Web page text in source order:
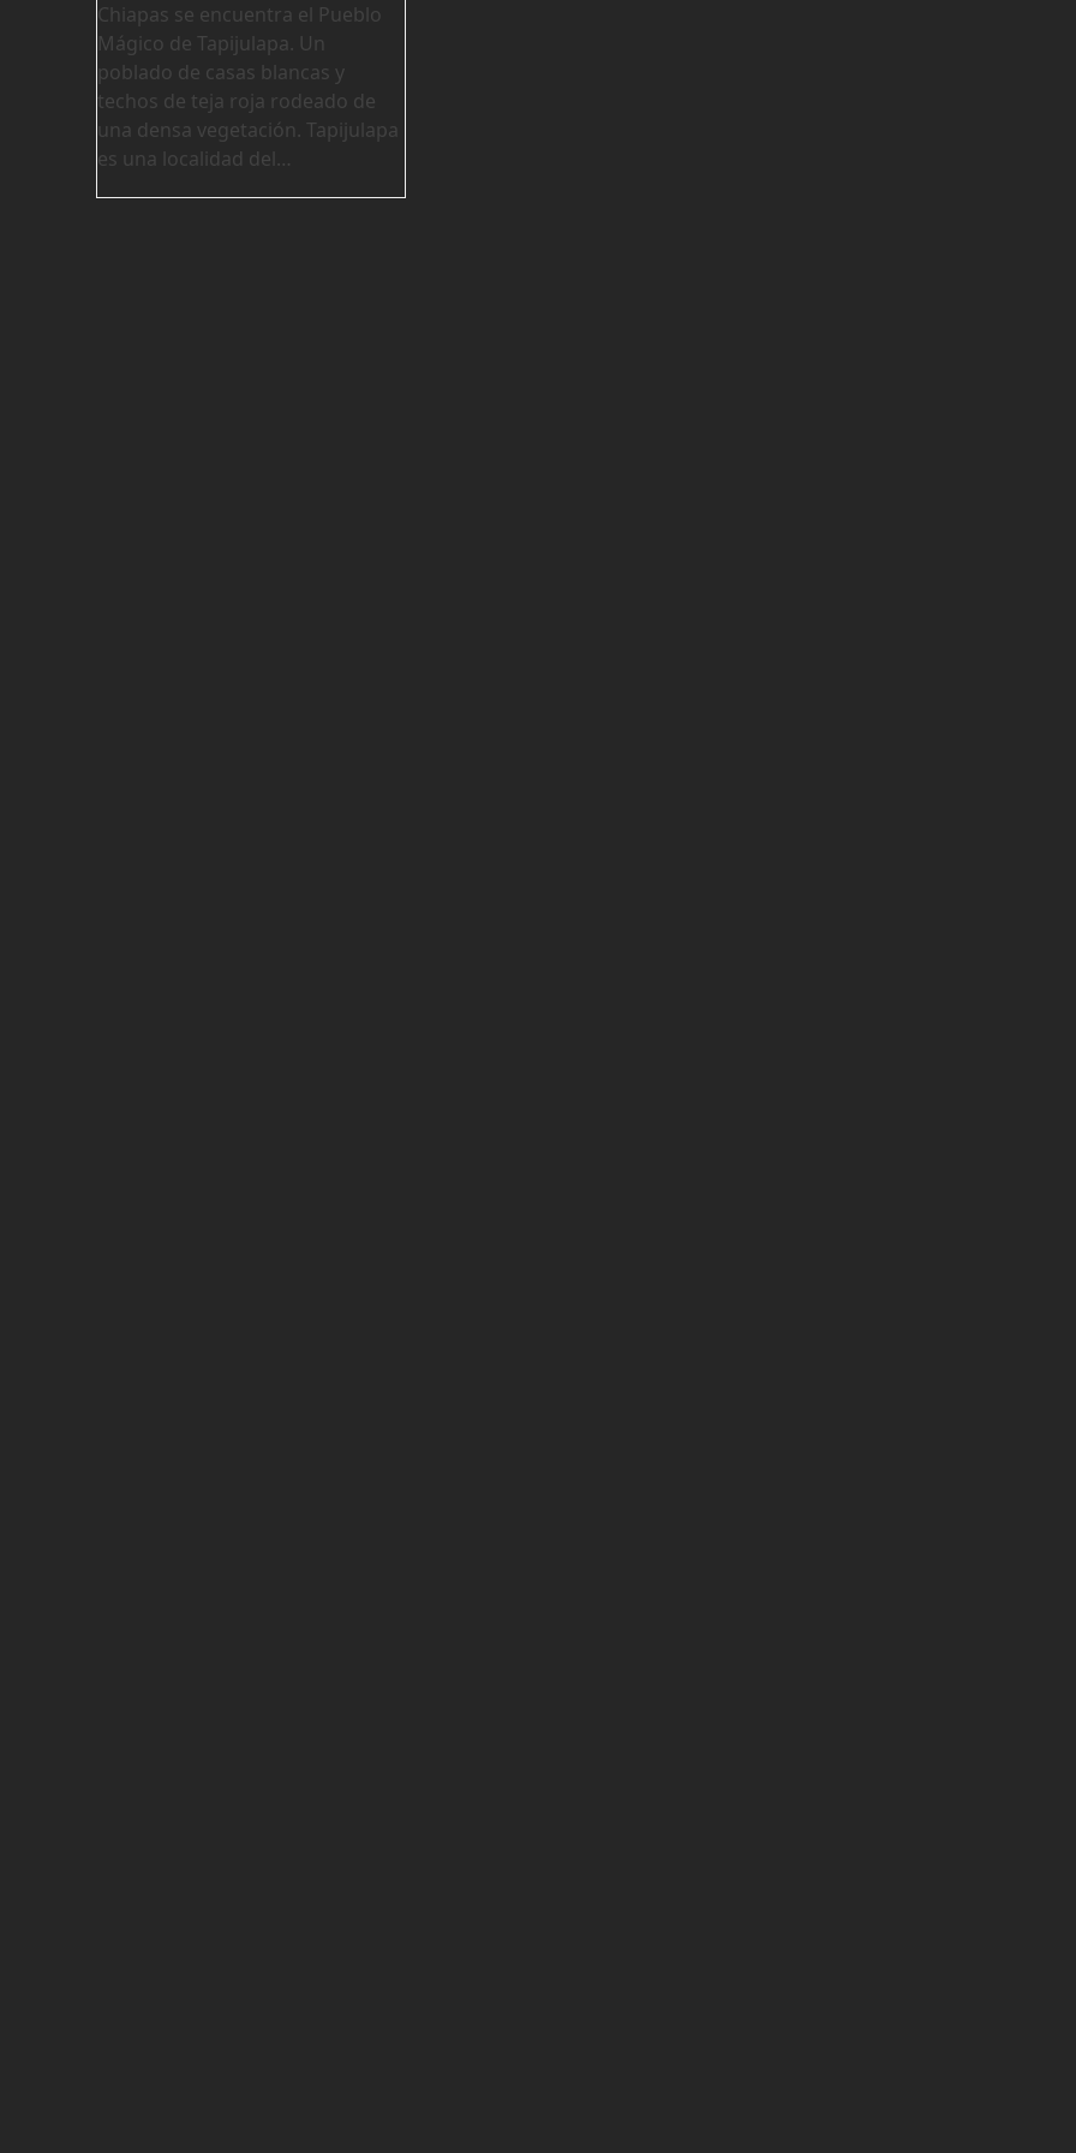
Chiapas se encuentra el Pueblo
Mágico de Tapijulapa. Un
poblado de casas blancas y
techos de teja roja rodeado de
una densa vegetación. Tapijulapa
es una localidad del…